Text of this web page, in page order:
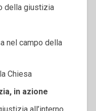
della giustizia
nel campo della
Chiesa
in azione